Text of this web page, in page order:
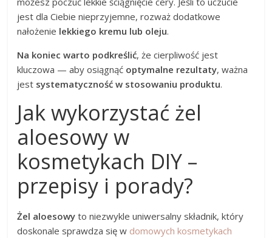
jest dla Ciebie nieprzyjemne, rozważ dodatkowe
nałożenie lekkiego kremu lub oleju.
Na koniec warto podkreślić, że cierpliwość jest
kluczowa — aby osiągnąć optymalne rezultaty, ważna
jest systematyczność w stosowaniu produktu.
Jak wykorzystać żel
aloesowy w
kosmetykach DIY –
przepisy i porady?
Żel aloesowy to niezwykle uniwersalny składnik, który
doskonale sprawdza się w domowych kosmetykach